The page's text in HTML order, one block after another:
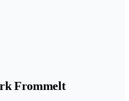
Frommelt